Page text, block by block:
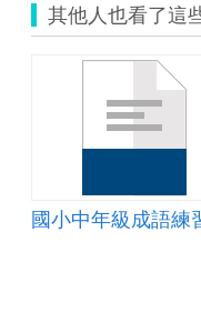
其他人也看了這
國小中年級成語練